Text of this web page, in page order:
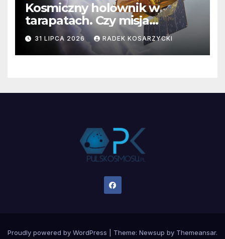
Kosmiczny holownik w
tarapatach. Czy misja
ratowania Teleskopu Swift
jest zagrożona?
31 LIPCA 2026 RADEK KOSARZYCKI
Proudly powered by WordPress Theme: Newsup by Themeansar.